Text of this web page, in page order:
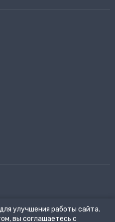
улучшения работы сайта.
вы соглашаетесь с